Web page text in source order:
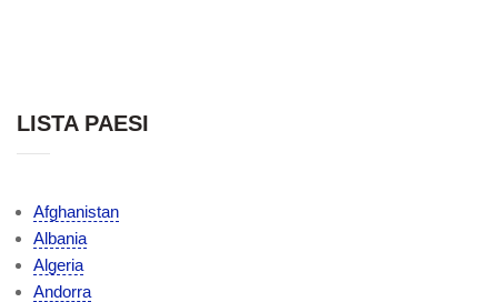
LISTA PAESI
Afghanistan
Albania
Algeria
Andorra